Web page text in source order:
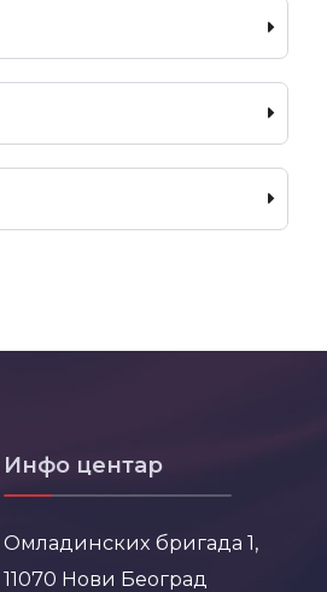
Инфо центар
Омладинских бригада 1,
11070 Нови Београд